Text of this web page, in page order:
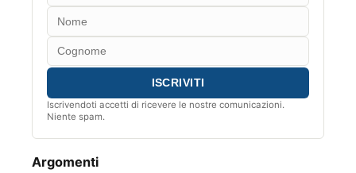
Iscrivendoti accetti di ricevere le nostre comunicazioni.
Niente spam.
Argomenti